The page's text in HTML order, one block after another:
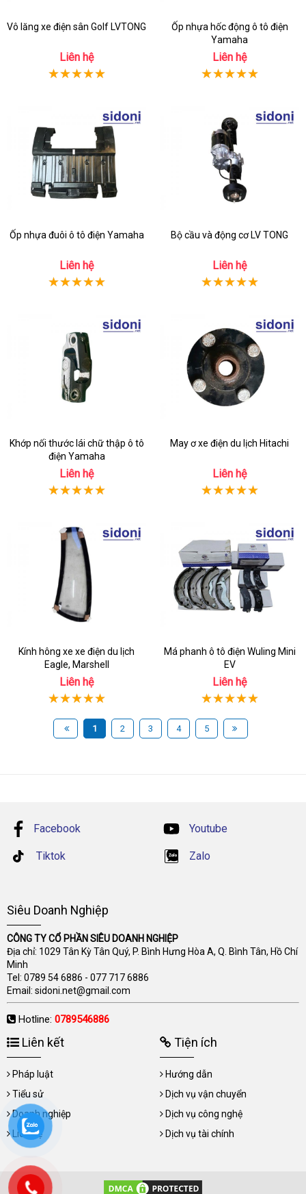
Vô lăng xe điện sân Golf LVTONG
Liên hệ
Ốp nhựa hốc động ô tô điện
Yamaha
Liên hệ
Ốp nhựa đuôi ô tô điện Yamaha
Liên hệ
Bộ cầu và động cơ LV TONG
Liên hệ
Khớp nối thước lái chữ thập ô tô
điện Yamaha
Liên hệ
May ơ xe điện du lịch Hitachi
Liên hệ
Kính hông xe xe điện du lịch
Eagle, Marshell
Liên hệ
Má phanh ô tô điện Wuling Mini
EV
Liên hệ
1 2 3 4 5
Facebook Youtube
Tiktok Zalo
Siêu Doanh Nghiệp
CÔNG TY CỔ PHẦN SIÊU DOANH NGHIỆP
Địa chỉ: 1029 Tân Kỳ Tân Quý, P. Bình Hưng Hòa A, Q. Bình Tân, Hồ Chí
Minh
Tel: 0789 54 6886 - 077 717 6886
Email: sidoni.net@gmail.com
Hotline: 0789546886
Liên kết
Pháp luật
Tiểu sử
Doanh nghiệp
Liên hệ
Tiện ích
Hướng dẫn
Dịch vụ vận chuyển
Dịch vụ công nghệ
Dịch vụ tài chính